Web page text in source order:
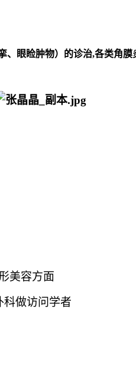
眼睑肿物）的诊治,各类角
美容方面
科做访问学者